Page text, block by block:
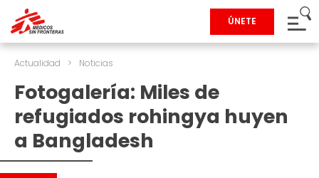
ÚNETE
Actualidad > Noticias
Fotogalería: Miles de
refugiados rohingya huyen
a Bangladesh